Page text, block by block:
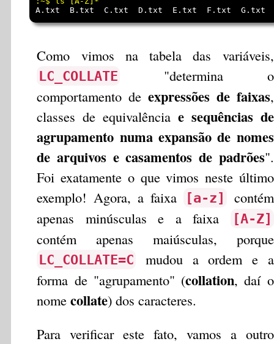
A.txt  B.txt  C.txt  D.txt  E.txt  F.txt
Como vimos na tabela das variáveis,
LC_COLLATE
"determina o
comportamento de expressões de faixas,
classes de equivalência e sequências de
agrupamento numa expansão de nomes
de arquivos e casamentos de padrões".
Foi exatamente o que vimos neste último
exemplo! Agora, a faixa
[a-z]
contém
apenas minúsculas e a faixa
[A-Z]
contém apenas maiúsculas, porque
LC_COLLATE=C
mudou a ordem e a
forma de "agrupamento" (collation, daí o
nomecollate) dos caracteres.
Para verificar este fato, vamos a outro